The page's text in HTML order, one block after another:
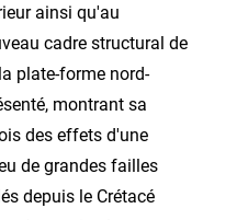
ainsi qu'au
cadre structural de
plate-forme nord-
montrant sa
des effets d'une
de grandes failles
depuis le Crétacé